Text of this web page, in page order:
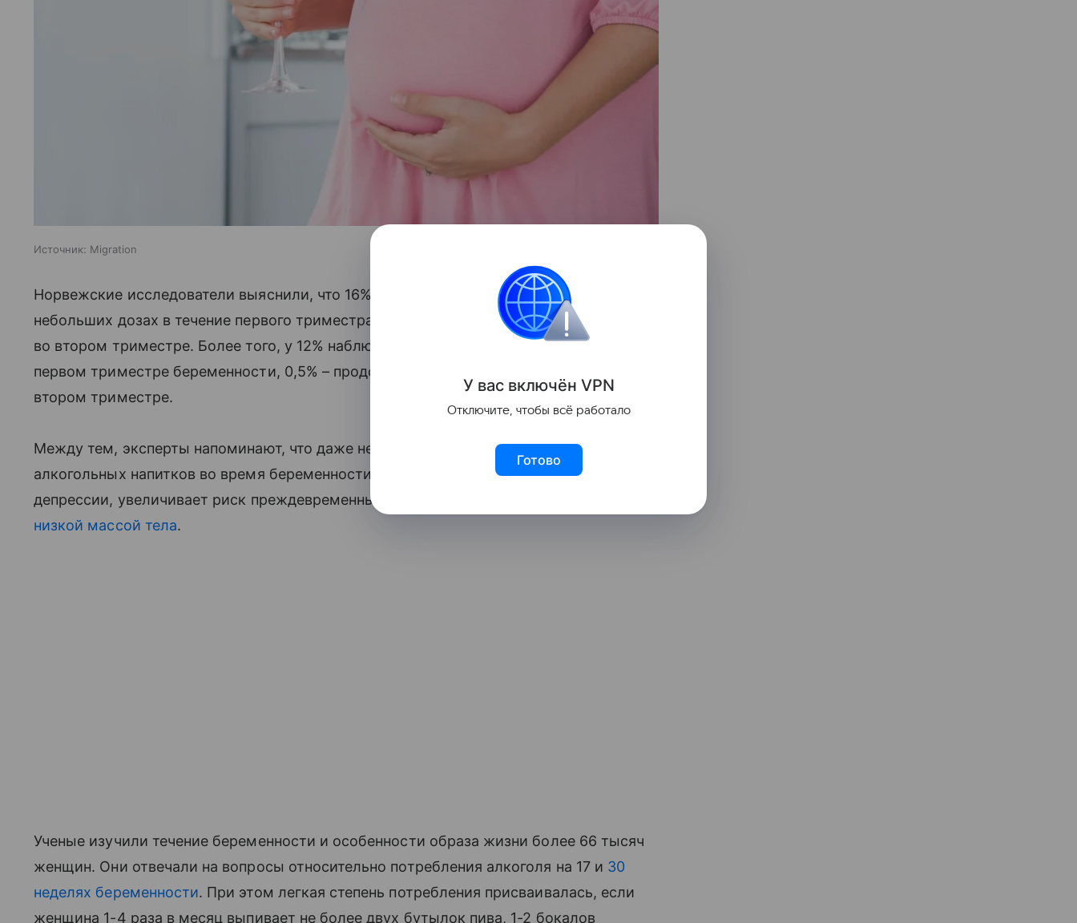
Источник: Migration
Норвежские исследователи выяснили, что 16% будущих мам употребляют алкоголь в
небольших дозах в течение первого триместра. Около 10% беременных выпивают и
во втором триместре. Более того, у 12% наблюдалась стадия затяжного пьянства в
первом триместре беременности, 0,5% – продолжали «баловаться» алкоголем и во
втором триместре.
Между тем, эксперты напоминают, что даже незначительное употребление
алкогольных напитков во время беременности способствует интенсивному развитию
депрессии, увеличивает риск преждевременных
низкой массой тела.
Ученые изучили течение беременности и особенности образа жизни более 66 тысяч
женщин. Они отвечали на вопросы относительно потребления алкоголя на 17 и 30
неделях беременности. При этом легкая степень потребления присваивалась, если
женщина 1-4 раза в месяц выпивает не более двух бутылок пива, 1-2 бокалов
У вас включён VPN
Отключите, чтобы всё работало
Готово